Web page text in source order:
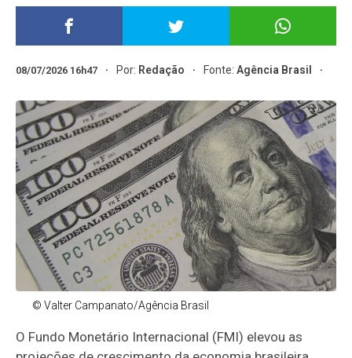
08/07/2026 16h47 Por: Redação Fonte:Agência Brasil
© Valter Campanato/Agência Brasil
O Fundo Monetário Internacional (FMI) elevou as